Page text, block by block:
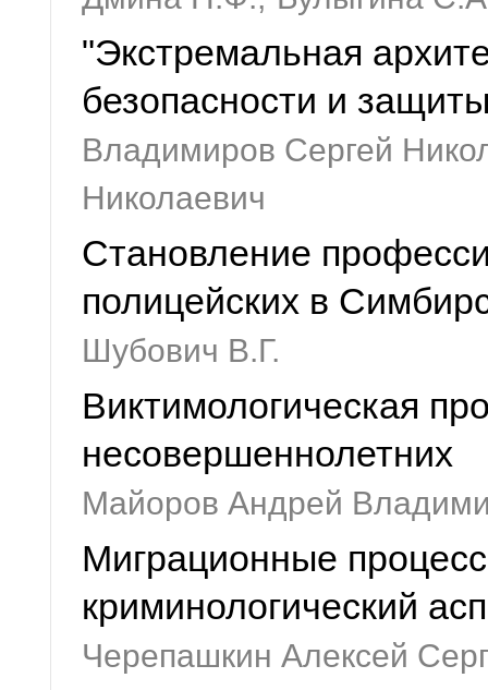
"Экстремальная
безопасности и
Владимиров Сергей
Николаевич
Становление
полицейских в
Шубович В.Г.
Виктимологическая
несовершеннолетних
Майоров Андрей
Миграционные
криминологический
Черепашкин Алексей